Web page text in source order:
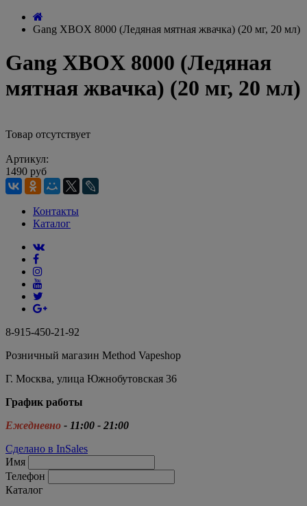
Gang XBOX 8000 (Ледяная мятная жвачка) (20 мг, 20 мл)
Gang XBOX 8000 (Ледяная
мятная жвачка) (20 мг, 20 мл)
Товар отсутствует
Артикул:
1490 руб
Контакты
Каталог
8-915-450-21-92
Розничный магазин Method Vapeshop
Г. Москва, улица Южнобутовская 36
График работы
Ежедневно - 11:00 - 21:00
Сделано в InSales
Имя
Телефон
Каталог